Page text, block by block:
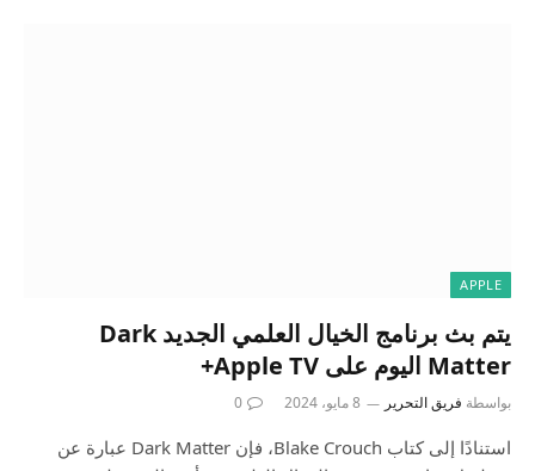
APPLE
يتم بث برنامج الخيال العلمي الجديد Dark
Matter اليوم على Apple TV+
بواسطة فريق التحرير 8 مايو، 2024 0
استنادًا إلى كتاب Blake Crouch، فإن Dark Matter عبارة عن